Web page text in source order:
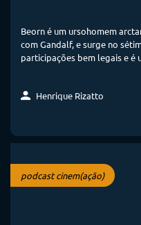
Beorn é um ursohomem
com Gandalf, e surge no
participações bem legais e é
Henrique Rizatto
podcast cinem(ação)